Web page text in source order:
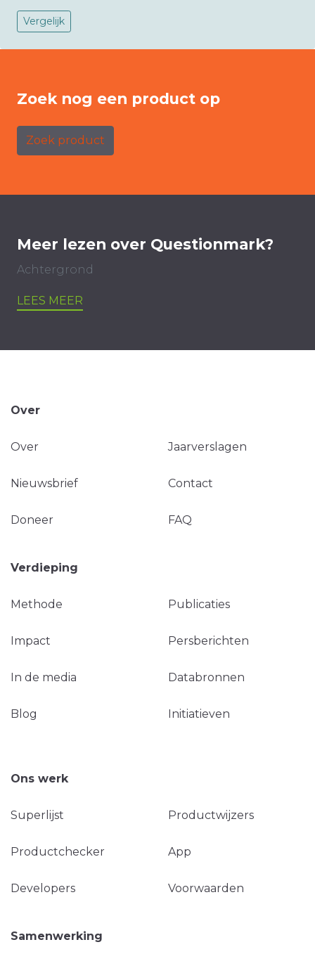
Vergelijk
Zoek nog een product op
Zoek product
Meer lezen over Questionmark?
Achtergrond
LEES MEER
Over
Over Jaarverslagen
Nieuwsbrief Contact
Doneer FAQ
Verdieping
Methode Publicaties
Impact Persberichten
In de media Databronnen
Blog Initiatieven
Ons werk
Superlijst Productwijzers
Productchecker App
Developers Voorwaarden
Samenwerking